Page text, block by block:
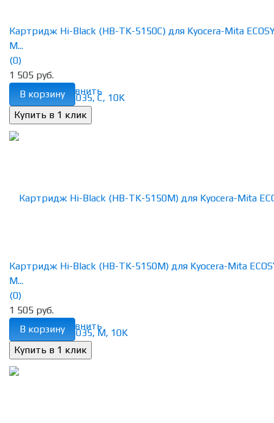
избранное сравнить
Картридж Hi-Black (HB-TK-5150C) для Kyocera-Mita
M...
(0)
1 505 руб.
В корзину
избранное сравнить
Картридж Hi-Black (HB-TK-5150M) для Kyocera-Mita
M...
(0)
1 505 руб.
В корзину